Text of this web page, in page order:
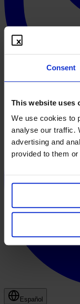
Consent
This website uses
We use cookies to
analyse our traffic.
advertising and
provided to them
Español